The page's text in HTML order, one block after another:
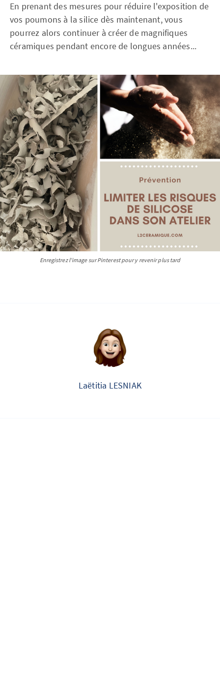
En prenant des mesures pour réduire l'exposition de
vos poumons à la silice dès maintenant, vous
pourrez alors continuer à créer de magnifiques
céramiques pendant encore de longues années...
Enregistrez l'image sur Pinterest pour y revenir plus tard
Laëtitia LESNIAK